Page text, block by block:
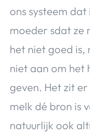
ons systeem
moeder sdat ze
het niet goed is,
niet aan om het
geven. Het zit
melk dé bron is
natuurlijk ook